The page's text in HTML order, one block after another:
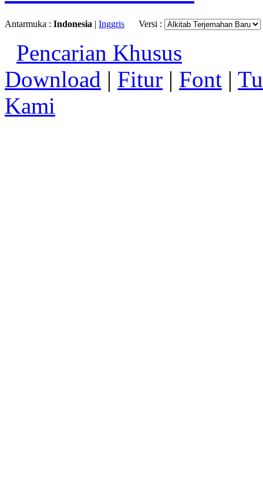
Antarmuka : Indonesia | Inggris Versi :
Pencarian Khusus
Download | Fitur | Font |
Kami